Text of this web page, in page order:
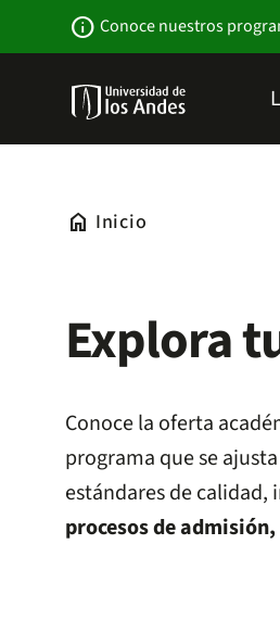
info Conoce nuestros
home Inicio
Explora
Conoce la oferta
programa que se
estándares de
procesos de